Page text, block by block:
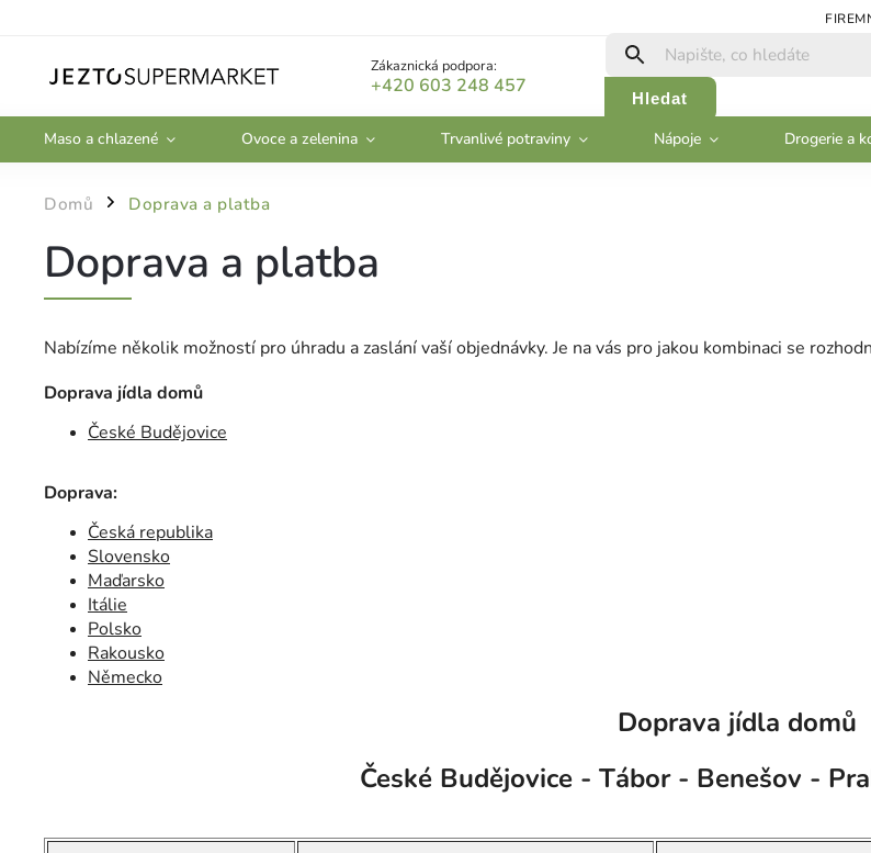
Zákaznická podpora:
+420 603 248 457
Hledat
Maso a chlazené Ovoce a zelenina Trvanlivé potraviny Nápoje Drogerie a
Domů / Doprava a platba
Doprava a platba
Nabízíme několik možností pro úhradu a zaslání vaší objednávky. Je na vás pro jakou kombinaci se
Doprava jídla domů
České Budějovice
Doprava:
Česká republika
Slovensko
Maďarsko
Itálie
Polsko
Rakousko
Německo
Doprava jídla domů
České Budějovice - Tábor - Benešov -